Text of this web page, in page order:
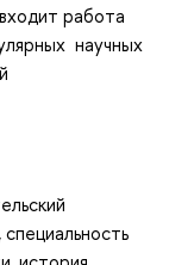
работа
научных